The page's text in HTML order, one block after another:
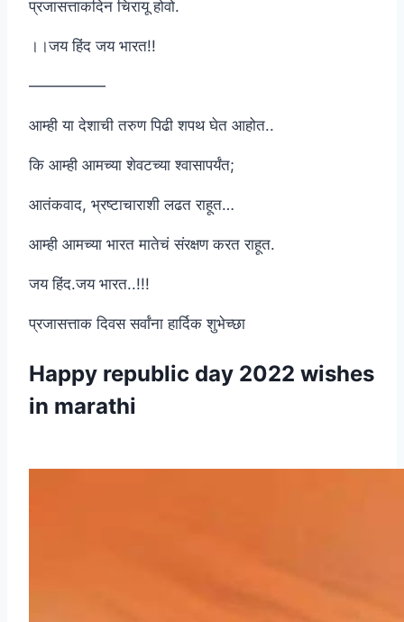
प्रजासत्ताकदिन चिरायू होवो.
।।जय हिंद जय भारत!!
—————
आम्ही या देशाची तरुण पिढी शपथ घेत आहोत..
कि आम्ही आमच्या शेवटच्या श्वासापर्यंत;
आतंकवाद, भ्रष्टाचाराशी लढत राहूत…
आम्ही आमच्या भारत मातेचं संरक्षण करत राहूत.
जय हिंद.जय भारत..!!!
प्रजासत्ताक दिवस सर्वांना हार्दिक शुभेच्छा
Happy republic day 2022 wishes
in marathi